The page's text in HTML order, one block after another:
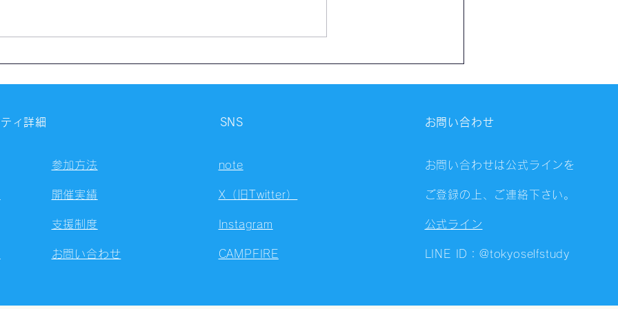
ィ詳細
参加方法
開催実績
支援制度
お問い合わせ
SNS
note
X（旧Twitter）
Instagram
CAMPFIRE
お問い合わせ
お問い合わせは公式ラインを
ご登録の上、ご連絡下さい。
公式ライン
LINE ID：@tokyoselfstudy